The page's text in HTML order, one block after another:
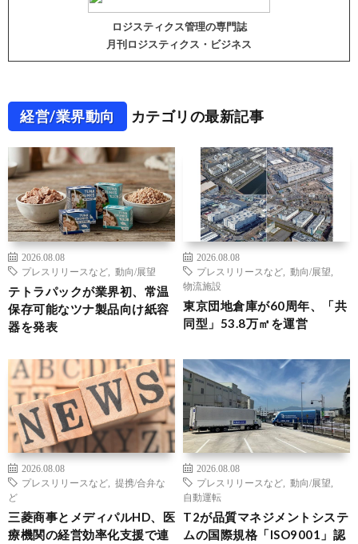
ロジスティクス管理の専門誌
月刊ロジスティクス・ビジネス
経営/業界動向 カテゴリの最新記事
2026.08.08
プレスリリースなど
動向/展望
テトラパックが業界初、常温
保存可能なツナ製品向け紙容
器を発表
2026.08.08
プレスリリースなど
動向/展望
物流施設
東京団地倉庫が60周年、「共
同型」53.8万㎡を運営
2026.08.08
プレスリリースなど
提携/合弁な
ど
三菱商事とメディパルHD、医
療機関の経営効率化支援で連
2026.08.08
プレスリリースなど
動向/展望
自動運転
T2が品質マネジメントシステ
ムの国際規格「ISO9001」認